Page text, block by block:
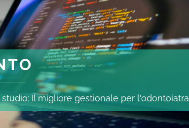
Il migliore gestionale per l'odontoiatra